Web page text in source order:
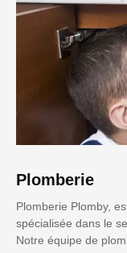
Plomberie
Plomberie Plomby,
spécialisée dans le
Notre équipe de